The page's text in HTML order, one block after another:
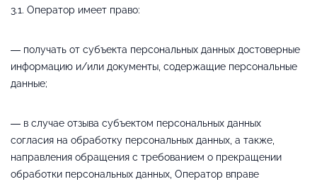
3.1. Оператор имеет право:
— получать от субъекта персональных данных достоверные
информацию и/или документы, содержащие персональные
данные;
— в случае отзыва субъектом персональных данных
согласия на обработку персональных данных, а также,
направления обращения с требованием о прекращении
обработки персональных данных, Оператор вправе